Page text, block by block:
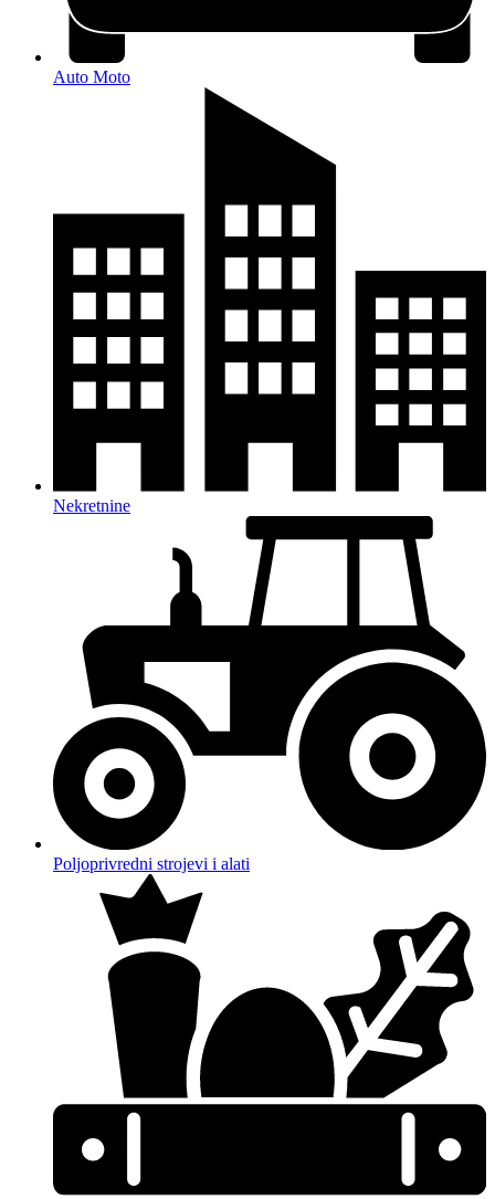
Auto Moto
Nekretnine
Poljoprivredni strojevi i alati